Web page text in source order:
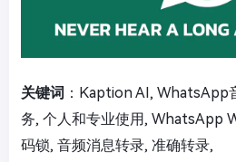
关键词 ：Kaption AI, WhatsApp
务, 个人和专业使用, WhatsApp
码锁, 音频消息转录, 准确转录,